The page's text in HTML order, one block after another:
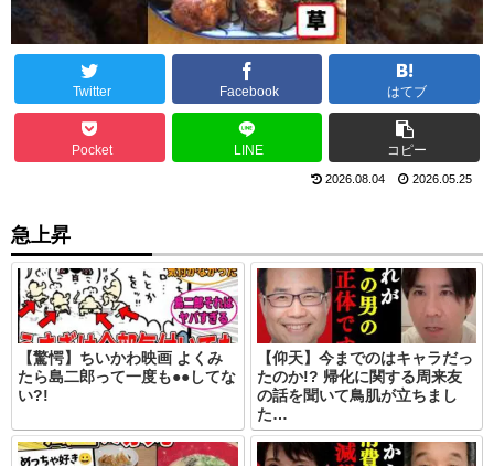
Twitter Facebook はてブ
Pocket LINE コピー
2026.08.04 2026.05.25
急上昇
【驚愕】ちいかわ映画 よくみ
たら島二郎って一度も●●してな
い?!
【仰天】今までのはキャラだっ
たのか!? 帰化に関する周来友
の話を聞いて鳥肌が立ちまし
た…